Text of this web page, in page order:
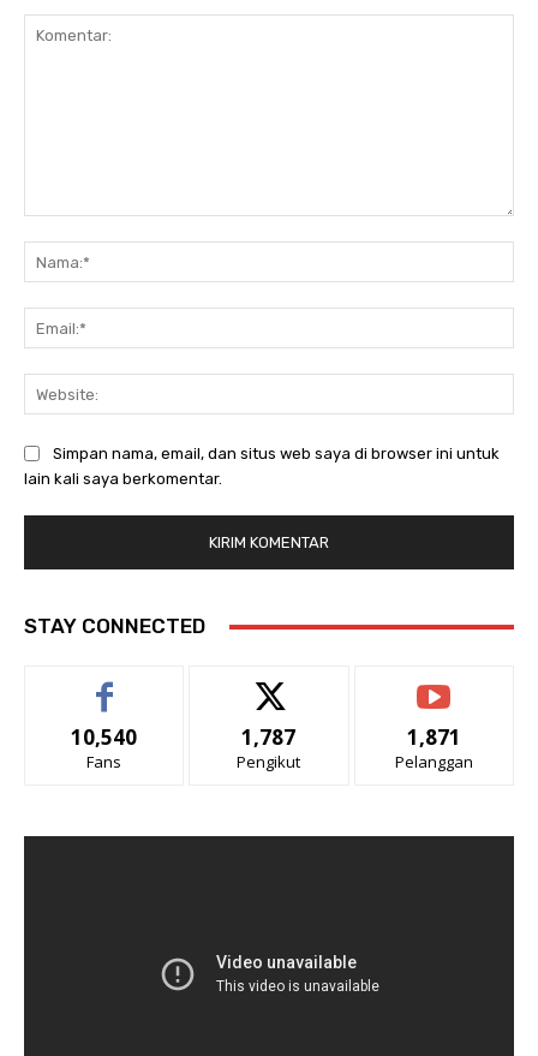
Simpan nama, email, dan situs web saya di browser ini untuk
lain kali saya berkomentar.
STAY CONNECTED
10,540
Fans
1,787
Pengikut
1,871
Pelanggan